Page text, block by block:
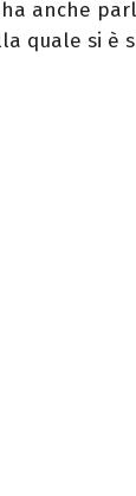
anche
quale si è